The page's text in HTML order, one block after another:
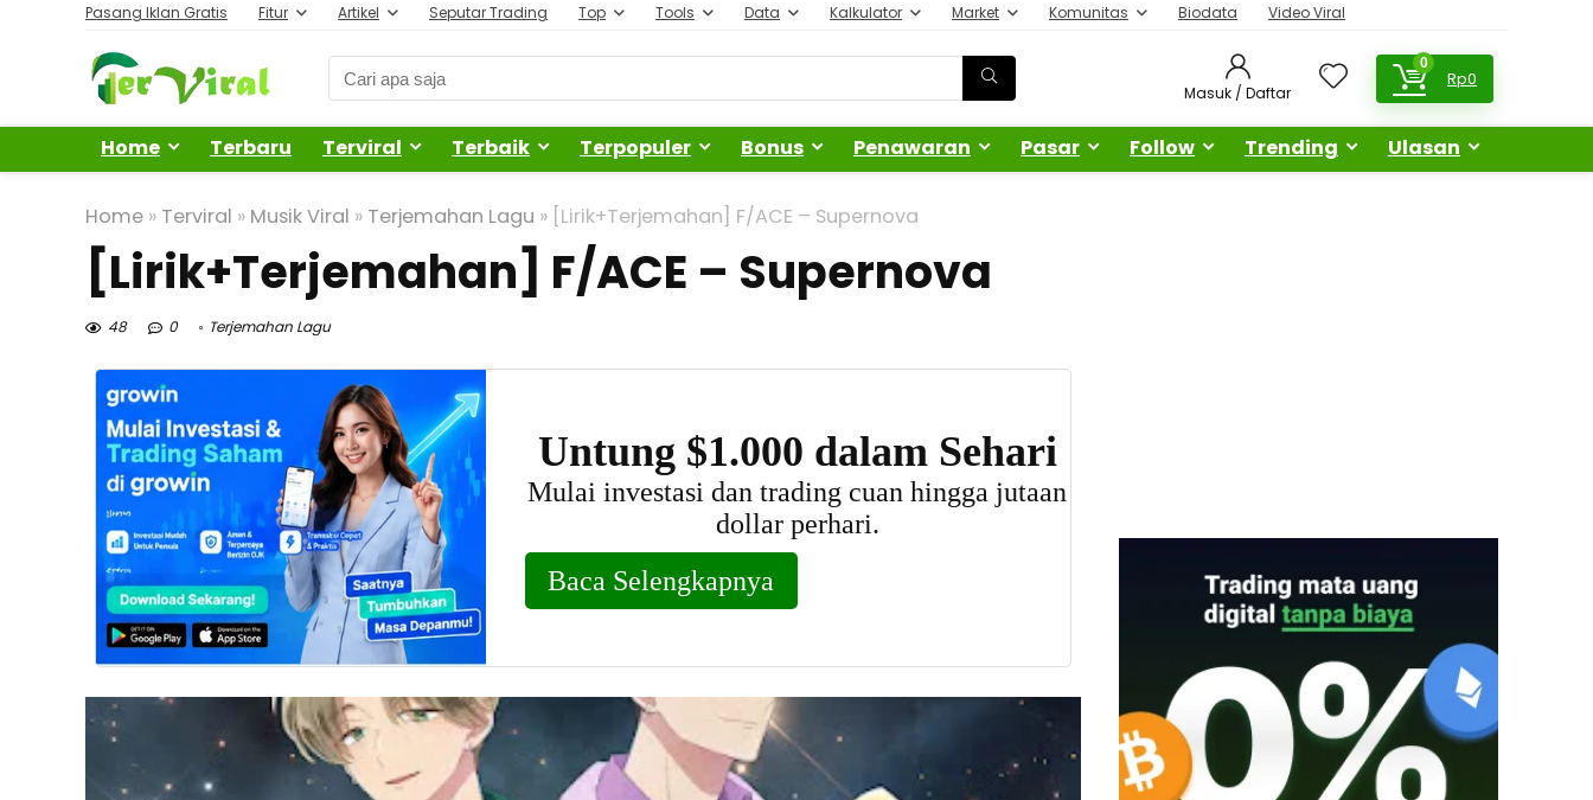
Pasang Iklan Gratis Fitur Artikel Seputar Trading Top Tools Data Kalkulator Market Komunitas Biodata Video Viral
Masuk / Daftar
0
Rp0
Home Terbaru Terviral Terbaik Terpopuler Bonus Penawaran Pasar Follow Trending Ulasan
Home » Terviral » Musik Viral » Terjemahan Lagu » [Lirik+Terjemahan] F/ACE – Supernova
[Lirik+Terjemahan] F/ACE – Supernova
48 0 Terjemahan Lagu